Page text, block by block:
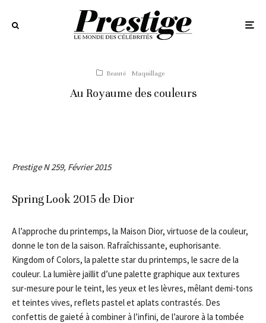
Beauté Maquillage
Au Royaume des couleurs
Prestige N 259, Février 2015
Spring Look 2015 de Dior
A l’approche du printemps, la Maison Dior, virtuose de la couleur,
donne le ton de la saison. Rafraîchissante, euphorisante.
Kingdom of Colors, la palette star du printemps, le sacre de la
couleur. La lumière jaillit d’une palette graphique aux textures
sur-mesure pour le teint, les yeux et les lèvres, mêlant demi-tons
et teintes vives, reflets pastel et aplats contrastés. Des
confettis de gaieté à combiner à l’infini, de l’aurore à la tombée